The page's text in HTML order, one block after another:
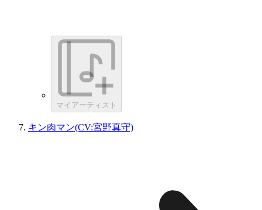
マイアーティスト
キン肉マン(CV:宮野真守)